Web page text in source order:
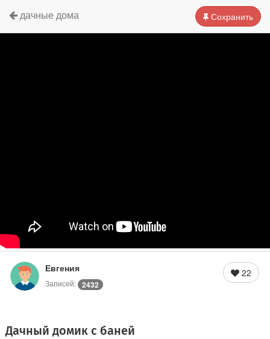
Сохранить
дачные дома
Евгения
Записей: 2432
22
Дачный домик с баней